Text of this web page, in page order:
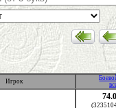
Игрок